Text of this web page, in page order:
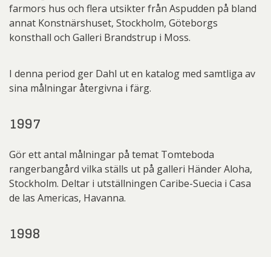
farmors hus och flera utsikter från Aspudden på bland
annat Konstnärshuset, Stockholm, Göteborgs
konsthall och Galleri Brandstrup i Moss.
I denna period ger Dahl ut en katalog med samtliga av
sina målningar återgivna i färg.
1997
Gör ett antal målningar på temat Tomteboda
rangerbangård vilka ställs ut på galleri Händer Aloha,
Stockholm. Deltar i utställningen Caribe-Suecia i Casa
de las Americas, Havanna.
1998